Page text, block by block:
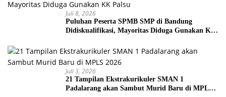
Juli 8, 2026
Puluhan Peserta SPMB SMP di Bandung
Didiskualifikasi, Mayoritas Diduga Gunakan KK
Juli 3, 2026
21 Tampilan Ekstrakurikuler SMAN 1
Padalarang akan Sambut Murid Baru di MPLS